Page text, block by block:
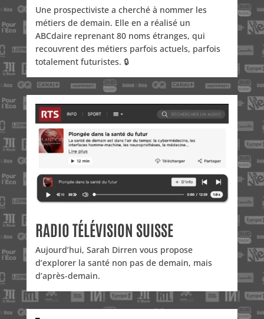
Une prospectiviste a cherché à nommer les
métiers de demain. Elle en a réalisé un
ABCdaire reprenant 80 noms étranges, qui
recouvrent des métiers parfois actuels, parfois
totalement futuristes. 🔒
RADIO TÉLÉVISION SUISSE
Aujourd’hui, Sarah Dirren vous propose
d’explorer la santé non pas de demain, mais
d’après-demain.